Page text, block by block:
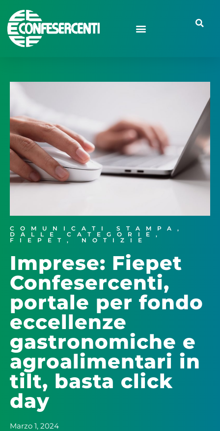
COMUNICATI STAMPA ,
DALLE CATEGORIE ,
FIEPET , NOTIZIE
Imprese: Fiepet
Confesercenti,
portale per fondo
eccellenze
gastronomiche e
agroalimentari in
tilt, basta click
day
Marzo 1, 2024